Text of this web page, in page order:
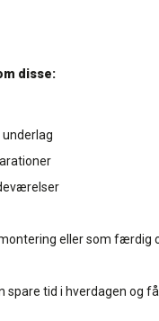
disse:
eller som
spare tid i hverdagen